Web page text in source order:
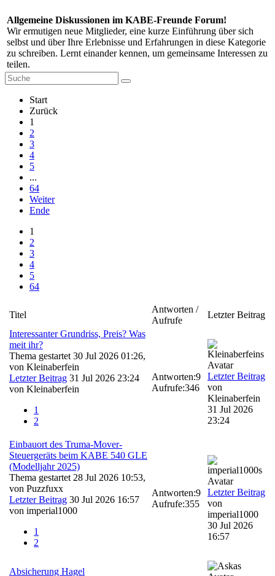
Allgemeine Diskussionen im KABE-Freunde Forum!
Wir ermutigen neue Mitglieder, eine kurze Einführung über sich
selbst und über Ihre Erlebnisse und Erfahrungen in diese Kategorie
zu schreiben. Lernt einander kennen, um gemeinsame Interessen zu
teilen.
Start
Zurück
1
2
3
4
5
...
64
Weiter
Ende
1
2
3
4
5
64
Titel
Antworten /
Aufrufe
Letzter Beitrag
Interessanter Grundriss, Preis? Was
meit ihr?
Thema gestartet 30 Jul 2026 01:26,
von Kleinaberfein
Letzter Beitrag 31 Jul 2026 23:24
von Kleinaberfein
1
2
Antworten:9
Aufrufe:346
Letzter Beitrag
von
Kleinaberfein
31 Jul 2026
23:24
Einbauort des Truma-Mover-
Steuergeräts beim KABE 540 GLE
(Modelljahr 2025)
Thema gestartet 28 Jul 2026 10:53,
von Puzzfuxx
Letzter Beitrag 30 Jul 2026 16:57
von imperial1000
1
2
Antworten:9
Aufrufe:355
Letzter Beitrag
von
imperial1000
30 Jul 2026
16:57
Absicherung Hagel